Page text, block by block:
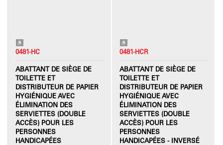
0481-HC
ABATTANT DE SIÈGE DE
TOILETTE ET
DISTRIBUTEUR DE PAPIER
HYGIÉNIQUE AVEC
ÉLIMINATION DES
SERVIETTES (DOUBLE
ACCÈS) POUR LES
PERSONNES
HANDICAPÉES
0481-HCR
ABATTANT DE SIÈGE DE
TOILETTE ET
DISTRIBUTEUR DE PAPIER
HYGIÉNIQUE AVEC
ÉLIMINATION DES
SERVIETTES (DOUBLE
ACCÈS) POUR LES
PERSONNES
HANDICAPÉES - INVERSÉ